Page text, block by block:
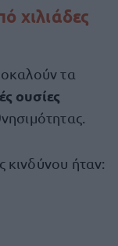
χιλιάδες
τα
ουσίες
κινδύνου ήταν: